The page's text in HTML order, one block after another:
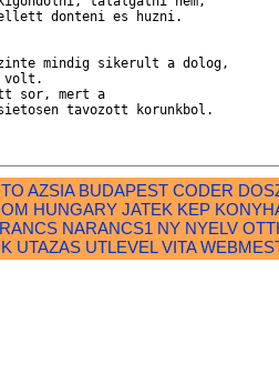
donteni es huzni.
mindig sikerult a dolog,
volt.
sor, mert a
tavozott korunkbol.
AZSIA BUDAPEST CODER
HUNGARY JATEK KEP
NARANCS1 NY NYELV
UTAZAS UTLEVEL VITA